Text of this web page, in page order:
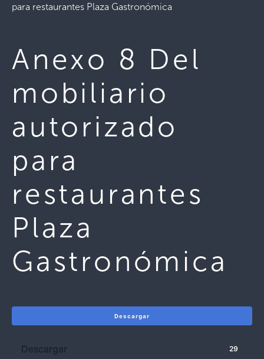
para restaurantes Plaza Gastronómica
Anexo 8 Del
mobiliario
autorizado
para
restaurantes
Plaza
Gastronómica
Descargar
Descargar 29